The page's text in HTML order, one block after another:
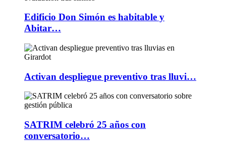
Edificio Don Simón es habitable y
Abitar…
Activan despliegue preventivo tras lluvi…
SATRIM celebró 25 años con
conversatorio…